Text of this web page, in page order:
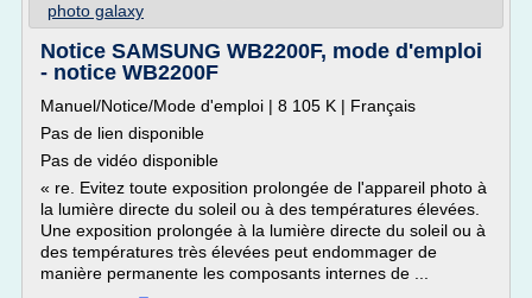
photo galaxy
Notice SAMSUNG WB2200F, mode d'emploi
- notice WB2200F
Manuel/Notice/Mode d'emploi | 8 105 K | Français
Pas de lien disponible
Pas de vidéo disponible
« re. Evitez toute exposition prolongée de l'appareil photo à
la lumière directe du soleil ou à des températures élevées.
Une exposition prolongée à la lumière directe du soleil ou à
des températures très élevées peut endommager de
manière permanente les composants internes de ...